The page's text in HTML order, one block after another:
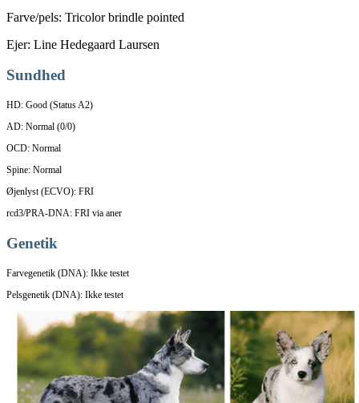
Farve/pels: Tricolor brindle pointed
Ejer: Line Hedegaard Laursen
Sundhed
HD: Good (Status A2)
AD: Normal (0/0)
OCD: Normal
Spine: Normal
Øjenlyst (ECVO): FRI
rcd3/PRA-DNA: FRI via aner
Genetik
Farvegenetik (DNA): Ikke testet
Pelsgenetik (DNA): Ikke testet